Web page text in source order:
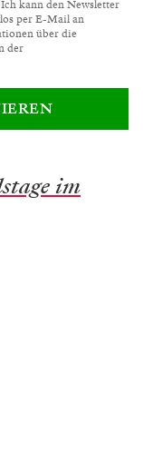
kann den Newsletter
per E-Mail an
über die
der
im